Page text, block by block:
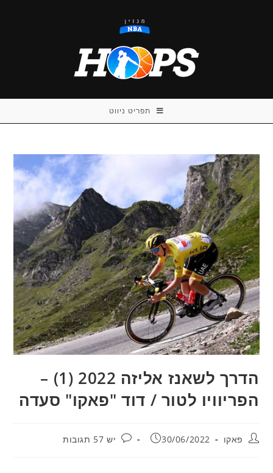
תפריט ניווט
הדרך לשאנז אליזה 2022 (1) –
הפריוויו לטור / דוד "פאקו" סעדה
מחבר:פאקו פורסם:
30/06/2022 תגובות:
יש 57 תגובות